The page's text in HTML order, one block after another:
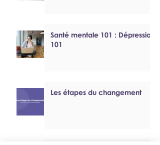
Santé mentale 101 : Dépression
101
Les étapes du changement